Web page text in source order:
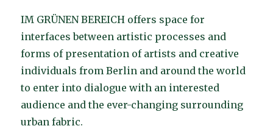
IM GRÜNEN BEREICH offers space for
interfaces between artistic processes and
forms of presentation of artists and creative
individuals from Berlin and around the world
to enter into dialogue with an interested
audience and the ever-changing surrounding
urban fabric.